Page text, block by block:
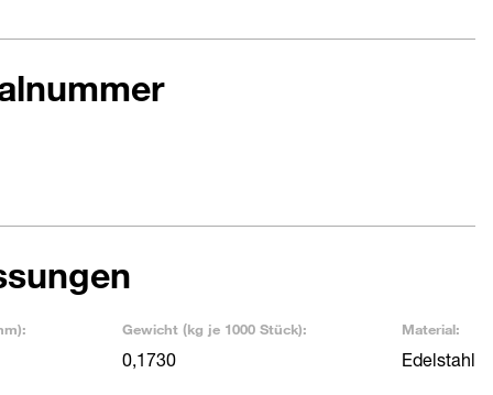
Gewicht (kg je 1000 Stück):
0,1730
Material:
Edelstahl